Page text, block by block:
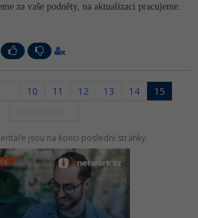
za vaše podněty, na aktualizaci pracujeme.
10 11 12 13 14
15
jsou na konci poslední stránky.